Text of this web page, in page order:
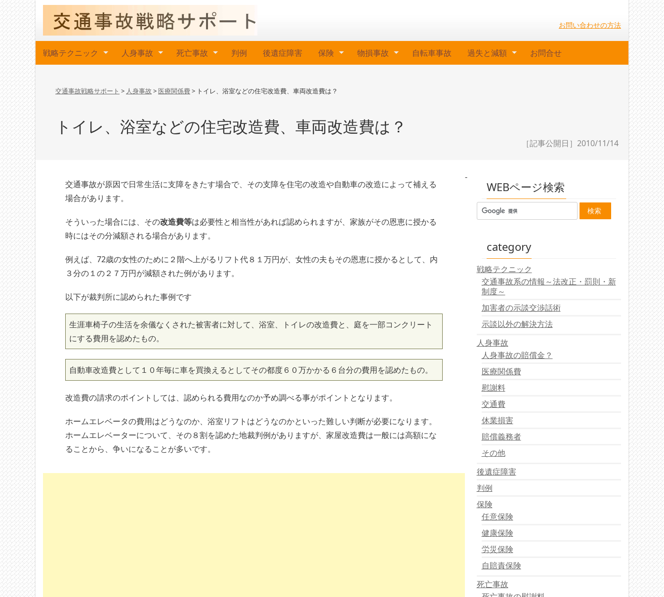
お問い合わせの方法
戦略テクニック 人身事故 死亡事故 判例 後遺症障害 保険 物損事故 自転車事故 過失と減額 お問合せ
交通事故戦略サポート > 人身事故 >医療関係費> トイレ、浴室などの住宅改造費、車両改造費は？
トイレ、浴室などの住宅改造費、車両改造費は？
［記事公開日］2010/11/14
交通事故が原因で日常生活に支障をきたす場合で、その支障を住宅の改造や自動車の改造によって補える
場合があります。
そういった場合には、その改造費等は必要性と相当性があれば認められますが、家族がその恩恵に授かる
時にはその分減額される場合があります。
例えば、72歳の女性のために２階へ上がるリフト代８１万円が、女性の夫もその恩恵に授かるとして、内
３分の１の２７万円が減額された例があります。
以下が裁判所に認められた事例です
生涯車椅子の生活を余儀なくされた被害者に対して、浴室、トイレの改造費と、庭を一部コンクリート
にする費用を認めたもの。
自動車改造費として１０年毎に車を買換えるとしてその都度６０万かかる６台分の費用を認めたもの。
改造費の請求のポイントしては、認められる費用なのか予め調べる事がポイントとなります。
ホームエレベータの費用はどうなのか、浴室リフトはどうなのかといった難しい判断が必要になります。
ホームエレベーターについて、その８割を認めた地裁判例がありますが、家屋改造費は一般には高額にな
ることから、争いになることが多いです。
-
WEBページ検索
category
戦略テクニック
交通事故系の情報～法改正・罰則・新
制度～
加害者の示談交渉話術
示談以外の解決方法
人身事故
人身事故の賠償金？
医療関係費
慰謝料
交通費
休業損害
賠償義務者
その他
後遺症障害
判例
保険
任意保険
健康保険
労災保険
自賠責保険
死亡事故